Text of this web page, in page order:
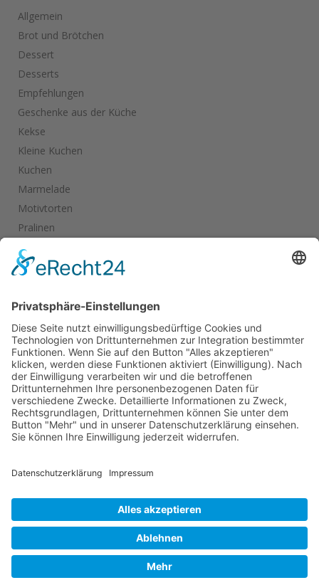
Allgemein
Brot und Brötchen
Dessert
Desserts
Empfehlungen
Geschenke aus der Küche
Kekse
Kleine Kuchen
Kuchen
Marmelade
Motivtorten
Pralinen
Salate
Salziges
start_torte
Torten
Weihnachtskekse
Hier dürfen Sie ein wenig stöbern
© Beates Backschätze .Datenschutz